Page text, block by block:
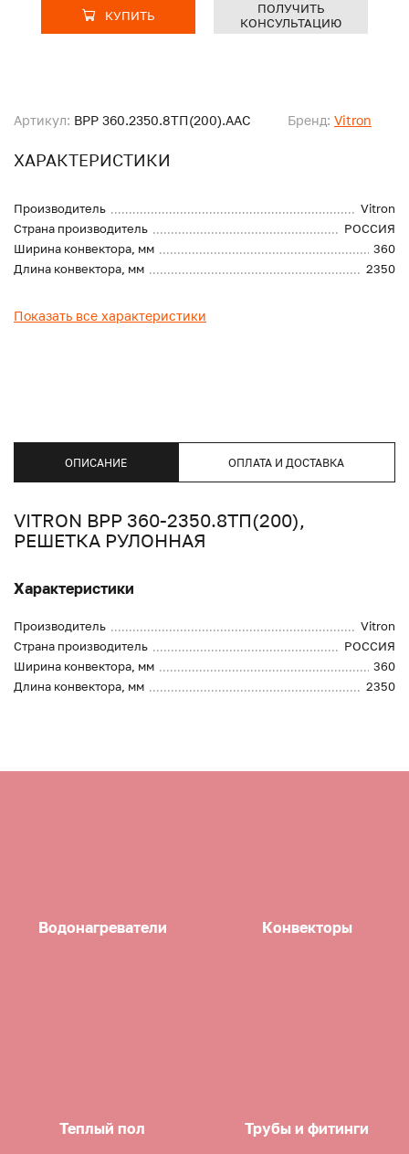
Артикул: ВРР 360.2350.8ТП(200).ААС Бренд: Vitron
ХАРАКТЕРИСТИКИ
Производитель
Vitron
Страна производитель
РОССИЯ
Ширина конвектора, мм
360
Длина конвектора, мм
2350
Показать все характеристики
КУПИТЬ
ПОЛУЧИТЬ
КОНСУЛЬТАЦИЮ
ОПИСАНИЕ ОПЛАТА И ДОСТАВКА
VITRON ВРР 360-2350.8ТП(200),
РЕШЕТКА РУЛОННАЯ
Характеристики
Производитель
Vitron
Страна производитель
РОССИЯ
Ширина конвектора, мм
360
Длина конвектора, мм
2350
Водонагреватели Конвекторы
Теплый пол Трубы и фитинги